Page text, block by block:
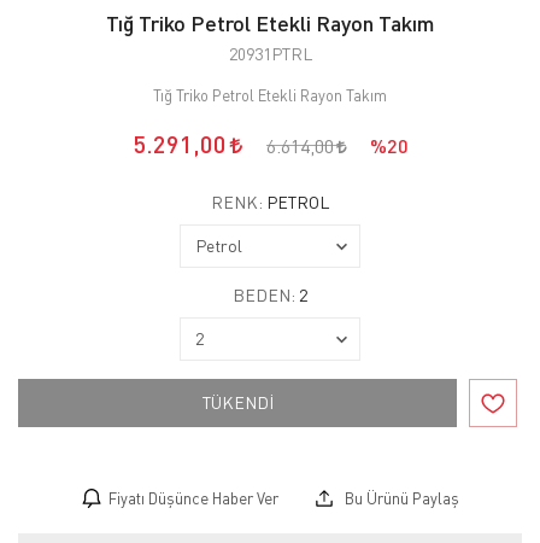
Tığ Triko Petrol Etekli Rayon Takım
20931PTRL
Tığ Triko Petrol Etekli Rayon Takım
5.291,00 6.614,00 %20
RENK: PETROL
BEDEN: 2
TÜKENDİ
Fiyatı Düşünce Haber Ver Bu Ürünü Paylaş